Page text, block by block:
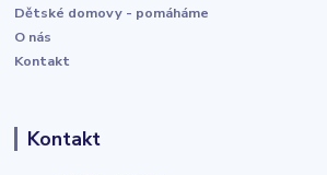
Dětské domovy - pomáháme
O nás
Kontakt
Kontakt